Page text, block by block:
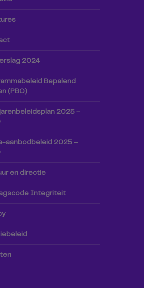
2024
Bepalend
(PBO)
2025 –
aanbodbeleid 2025 –
en directie
Integriteit